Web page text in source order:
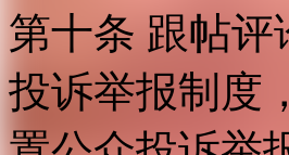
第十条 跟帖
投诉举报制度